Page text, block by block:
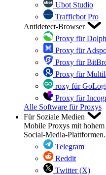
Ubot Studio
Trafficbot Pro
Antidetect-Browser
Proxy für
Proxy für
Proxy für
Proxy für
roxy für
Proxy für
Alle Software für Proxys
Für Soziale Medien
Mobile Proxys mit
Social-Media-Plattformen.
Telegram
Reddit
Twitter (X)